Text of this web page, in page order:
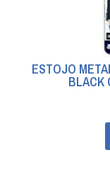
ESTOJO
BLACK